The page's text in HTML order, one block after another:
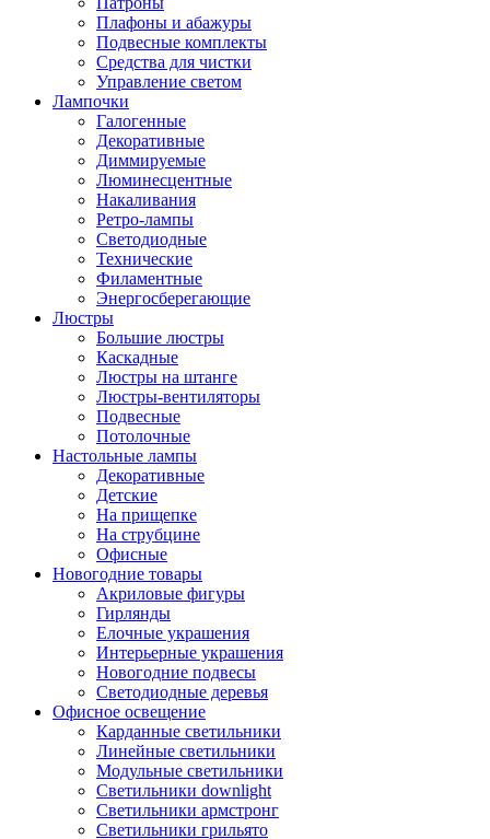
Плафоны и абажуры
Подвесные комплекты
Средства для чистки
Управление светом
Лампочки
Галогенные
Декоративные
Диммируемые
Люминесцентные
Накаливания
Ретро-лампы
Светодиодные
Технические
Филаментные
Энергосберегающие
Люстры
Большие люстры
Каскадные
Люстры на штанге
Люстры-вентиляторы
Подвесные
Потолочные
Настольные лампы
Декоративные
Детские
На прищепке
На струбцине
Офисные
Новогодние товары
Акриловые фигуры
Гирлянды
Елочные украшения
Интерьерные украшения
Новогодние подвесы
Светодиодные деревья
Офисное освещение
Карданные светильники
Линейные светильники
Модульные светильники
Светильники downlight
Светильники армстронг
Светильники грильято